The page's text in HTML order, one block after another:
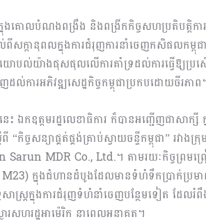
ងគោលបំណងពង្រឹង និងពង្រីកកិច្ចសហប្រតិបត្តិការ
សក្តានុពលក្នុងការជំរុញការនាំចេញកសិផលកម្ពុជ
យោបល់យ៉ាងផុសផុលលើការគាំទ្រដល់ការធ្វើឱ្យប្
ដល់ការអភិវឌ្ឍសេដ្ឋកិច្ចកម្ពុជាប្រកបដោយចីរភាព
ះ ឯកឧត្តមរដ្ឋលេខាធិការ ក៏បានអញ្ជើញជាសា
កិច្ចសន្យាផ្គត់ផ្គង់គ្រាប់ស្វាយចន្ទីកម្ពុជា” រ
MDR Co., Ltd.។ តាមរយៈកិច្ចព្រមព្រៀ
M23) ក្នុងជំហានដំបូងដែលមានទំហំទឹកប្រាក់ប្រ
ាស្ត្រក្នុងការជំរុញទំហំនាំចេញបន្ថែមទៀត ដែ
សហរដ្ឋអាម៉េរិក នាពេលអនាគត។